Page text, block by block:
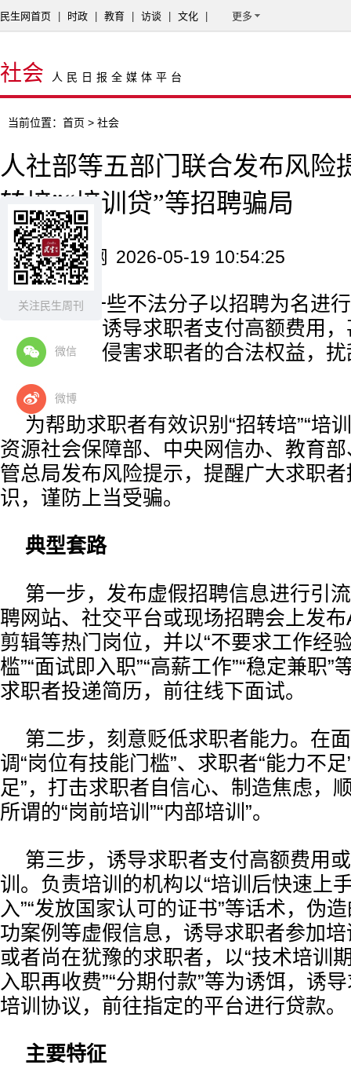
关注民生周刊
微信
微博
民生网首页 时政 教育 访谈 文化 更多
社会 人民日报全媒体平台
当前位置： 首页 > 社会
人社部等五部门联合发布风险
转培‌”“‌培训贷‌”等招聘骗局
来源：民生网 2026-05-19 10:54:25
近期，一些不法分子以招聘为名进
培训课程，诱导求职者支付高额费用
培训，严重侵害求职者的合法权益，
为帮助求职者有效识别“招转培”“培
资源社会保障部、中央网信办、教育
管总局发布风险提示，提醒广大求职
识，谨防上当受骗。
典型套路
第一步，发布虚假招聘信息进行引
聘网站、社交平台或现场招聘会上发
剪辑等热门岗位，并以“不要求工作经验
槛”“面试即入职”“高薪工作”“稳定兼职
求职者投递简历，前往线下面试。
第二步，刻意贬低求职者能力。在
调“岗位有技能门槛”、求职者“能力不足
足”，打击求职者自信心、制造焦虑，
所谓的“岗前培训”“内部培训”。
第三步，诱导求职者支付高额费用
训。负责培训的机构以“培训后快速上手
入”“发放国家认可的证书”等话术，伪
功案例等虚假信息，诱导求职者参加
或者尚在犹豫的求职者，以“技术培训
入职再收费”“分期付款”等为诱饵，诱
培训协议，前往指定的平台进行贷款。
主要特征